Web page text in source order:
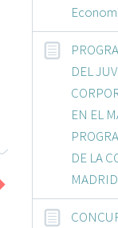
DEL
EN EL
DE LA
MADRID